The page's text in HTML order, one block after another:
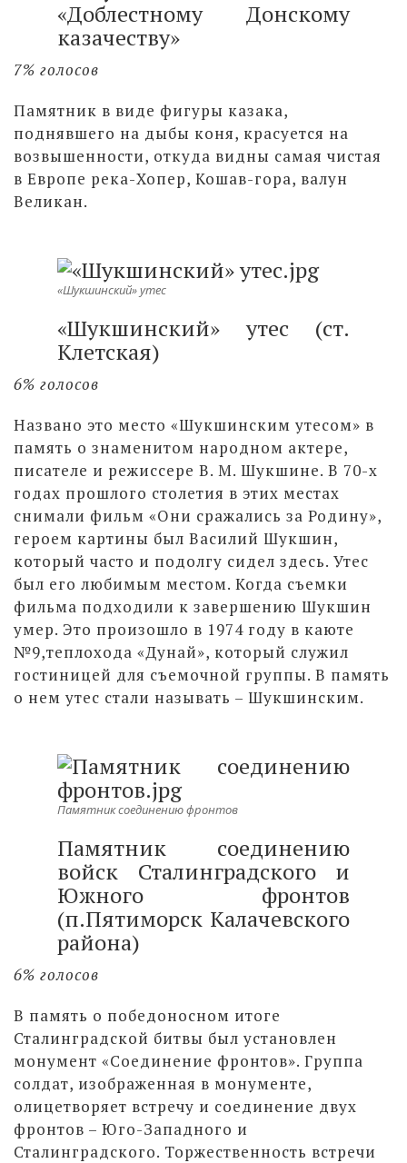
«Доблестному Донскому
казачеству»
7% голосов
Памятник в виде фигуры казака,
поднявшего на дыбы коня, красуется на
возвышенности, откуда видны самая чистая
в Европе река-Хопер, Кошав-гора, валун
Великан.
«Шукшинский» утес
«Шукшинский» утес (ст.
Клетская)
6% голосов
Названо это место «Шукшинским утесом» в
память о знаменитом народном актере,
писателе и режиссере В. М. Шукшине. В 70-х
годах прошлого столетия в этих местах
снимали фильм «Они сражались за Родину»,
героем картины был Василий Шукшин,
который часто и подолгу сидел здесь. Утес
был его любимым местом. Когда съемки
фильма подходили к завершению Шукшин
умер. Это произошло в 1974 году в каюте
№9,теплохода «Дунай», который служил
гостиницей для съемочной группы. В память
о нем утес стали называть – Шукшинским.
Памятник соединению фронтов
Памятник соединению
войск Сталинградского и
Южного фронтов
(п.Пятиморск Калачевского
района)
6% голосов
В память о победоносном итоге
Сталинградской битвы был установлен
монумент «Соединение фронтов». Группа
солдат, изображенная в монументе,
олицетворяет встречу и соединение двух
фронтов – Юго-Западного и
Сталинградского. Торжественность встречи